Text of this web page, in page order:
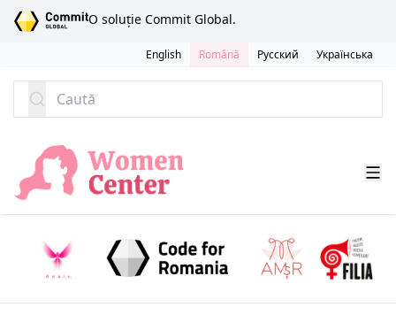
SARI LA CONȚINUT
O soluție Commit Global.
English Română Русский Українська
Caută